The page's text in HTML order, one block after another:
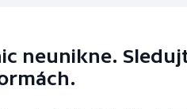
neunikne.